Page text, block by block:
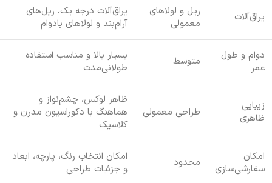
یراق‌آلات
ریل و لولاهای
معمولی
یراق‌آلات درجه یک، ریل‌های
آرام‌بند و لولاهای بادوام
دوام و طول
عمر
متوسط
بسیار بالا و مناسب استفاده
طولانی‌مدت
زیبایی
ظاهری
طراحی معمولی
ظاهر لوکس، چشم‌نواز و
هماهنگ با دکوراسیون مدرن و
کلاسیک
امکان
سفارشی‌سازی
محدود
امکان انتخاب رنگ، پارچه، ابعاد
و جزئیات طراحی